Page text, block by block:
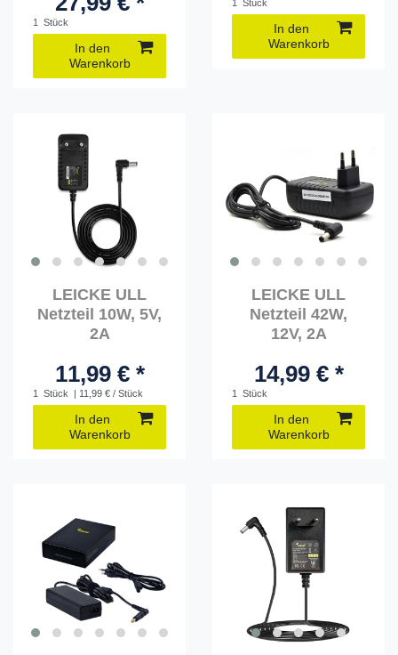
1 Stück
In den
Warenkorb
1 Stück
In den
Warenkorb
LEICKE ULL
Netzteil 10W, 5V,
2A
11,99 € *
1 Stück | 11,99 € / Stück
In den
Warenkorb
LEICKE ULL
Netzteil 42W,
12V, 2A
14,99 € *
1 Stück
In den
Warenkorb